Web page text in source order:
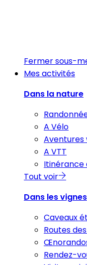
Fermer sous-
Mes activités
Dans la nature
A Vélo
A VTT
Itinérance
Tout voir
Dans les vignes
Caveaux
Routes
Rendez-